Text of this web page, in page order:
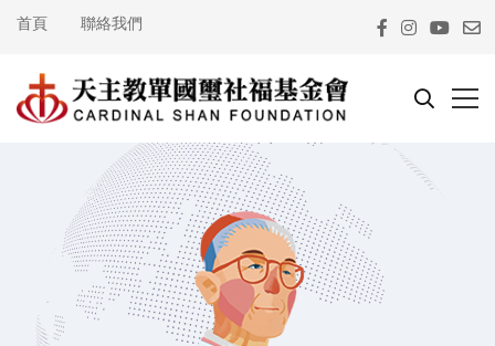
首頁 聯絡我們